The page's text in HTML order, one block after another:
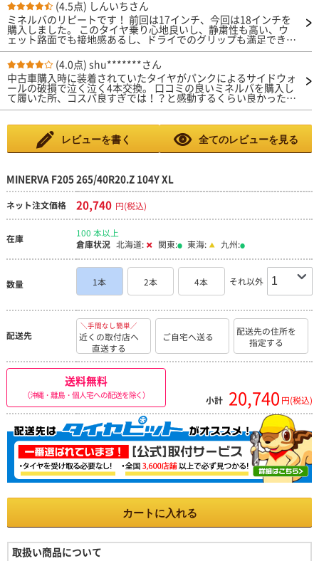
(4.5点) しんいちさん
ミネルバのリピートです！ 前回は17インチ、今回は18インチを
購入しました。 このタイヤ乗り心地良いし、静粛性も高い、ウ
ェット路面でも接地感あるし、ドライでのグリップも満足でき
る。 何より耐久性あるのもポイントです。 高級なタイヤなら当
然かもしれないけど、安いのに十分満足できるのが素晴らしいで
す。 本当にコスパの良いタイヤだと思います！
(4.0点) shu*******さん
中古車購入時に装着されていたタイヤがパンクによるサイドウォ
ールの破損で泣く泣く4本交換。 口コミの良いミネルバを購入し
て履いた所、コスパ良すぎでは！？と感動するくらい良かったで
す。 まだ交換して2週間程なので評価はオール4にしておきまし
レビューを書く 全てのレビューを見る
MINERVA F205 265/40R20.Z 104Y XL
ネット注文価格 20,740 円(税込)
在庫
100 本以上
倉庫状況 北海道: 関東: 東海: 九州:
数量 1本 2本 4本 それ以外
配送先
＼手間なし簡単／
近くの取付店へ
直送する
ご自宅へ送る
配送先の住所を
指定する
送料無料
（沖縄・離島・個人宅への配送を除く） 小計 20,740 円(税込)
カートに入れる
取扱い商品について